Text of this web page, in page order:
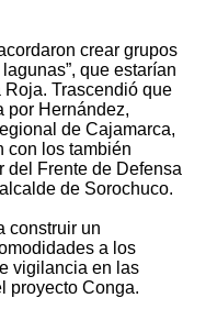
crear grupos
que estarían
Roja. Trascendió que
por Hernández,
de Cajamarca,
con los también
del Frente de Defensa
de Sorochuco.
construir un
a los
vigilancia en las
proyecto Conga.